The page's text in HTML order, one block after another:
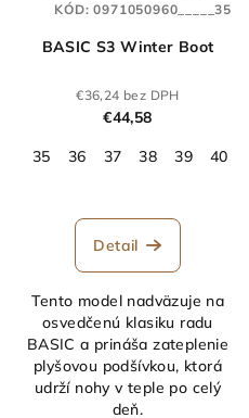
43 44 45 46 47 48
BASIC S3 Winter Boot
€36,24 bez DPH
€44,58
35
36 37 38 39 40
Detail
Tento model nadväzuje na
osvedčenú klasiku radu
BASIC a prináša zateplenie
plyšovou podšívkou, ktorá
udrží nohy v teple po celý
deň.
KÓD:0971050960_____35